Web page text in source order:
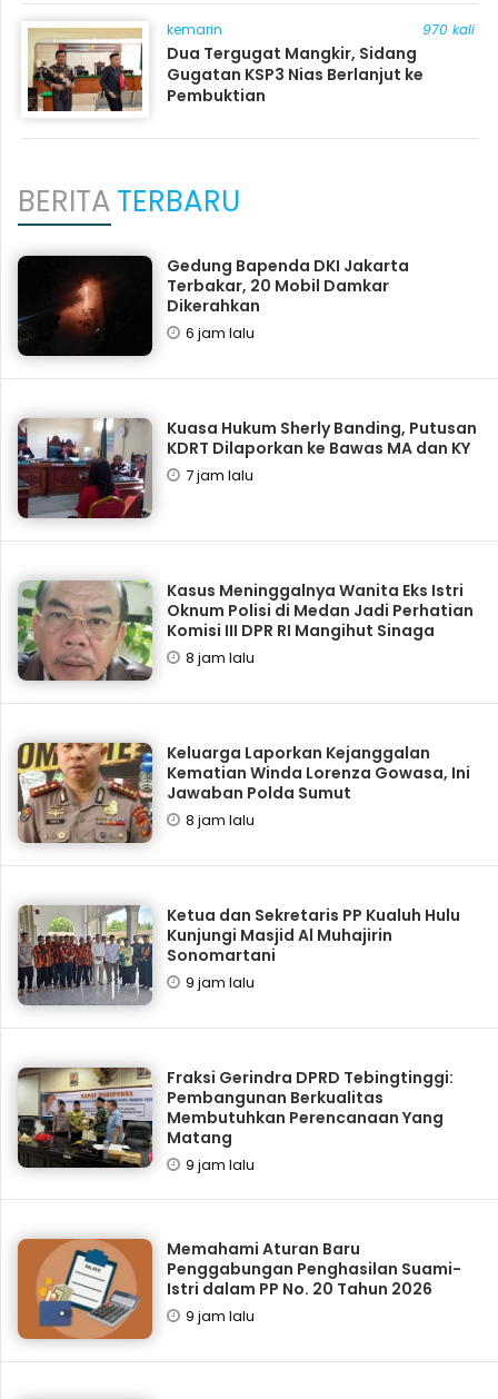
kemarin 970 kali
Dua Tergugat Mangkir, Sidang
Gugatan KSP3 Nias Berlanjut ke
Pembuktian
BERITATERBARU
Gedung Bapenda DKI Jakarta
Terbakar, 20 Mobil Damkar
Dikerahkan
6 jam lalu
Kuasa Hukum Sherly Banding, Putusan
KDRT Dilaporkan ke Bawas MA dan KY
7 jam lalu
Kasus Meninggalnya Wanita Eks Istri
Oknum Polisi di Medan Jadi Perhatian
Komisi III DPR RI Mangihut Sinaga
8 jam lalu
Keluarga Laporkan Kejanggalan
Kematian Winda Lorenza Gowasa, Ini
Jawaban Polda Sumut
8 jam lalu
Ketua dan Sekretaris PP Kualuh Hulu
Kunjungi Masjid Al Muhajirin
Sonomartani
9 jam lalu
Fraksi Gerindra DPRD Tebingtinggi:
Pembangunan Berkualitas
Membutuhkan Perencanaan Yang
Matang
9 jam lalu
Memahami Aturan Baru
Penggabungan Penghasilan Suami-
Istri dalam PP No. 20 Tahun 2026
9 jam lalu